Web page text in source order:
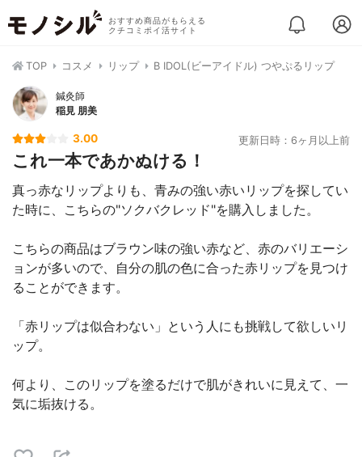
おすすめ商品がもらえる
クチコミポイ活サイト
TOP コスメ リップ B IDOL(ビーアイドル) つやぷるリップ
鍼灸師
稲見 朋美
3.00 更新日時：6ヶ月以上前
これ一本であかぬける！
真っ赤なリップよりも、青みの強い赤いリップを探してい
た時に、こちらの"ソクバクレッド"を購入しました。
こちらの商品はブラウン味の強い赤など、赤のバリエーシ
ョンが多いので、自分の肌の色に合った赤リップを見つけ
ることができます。
「赤リップは似合わない」という人にも挑戦して欲しいリ
ップ。
何より、このリップを塗るだけで肌がきれいに見えて、一
気に垢抜ける。